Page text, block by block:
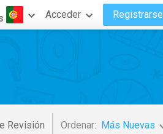
Acceder Registrarse
Revisión Ordenar: Más Nuevas